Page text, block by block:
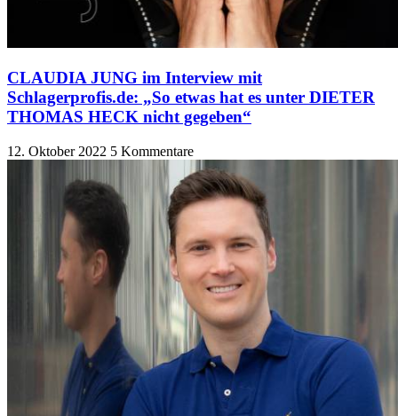
CLAUDIA JUNG im Interview mit
Schlagerprofis.de: „So etwas hat es unter DIETER
THOMAS HECK nicht gegeben“
12. Oktober 2022 5 Kommentare